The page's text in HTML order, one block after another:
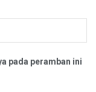
pada peramban ini